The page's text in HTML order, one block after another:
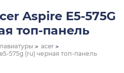
Aspire E5-575G
топ-панель
acer
575g (ru) черная топ-панель